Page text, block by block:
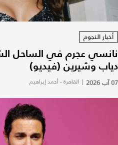
أخبار النجوم
نانسي عجرم في الساحل
دياب وشيرين (فيديو)
07 آب 2026 | القاهرة - أحمد إبراهيم